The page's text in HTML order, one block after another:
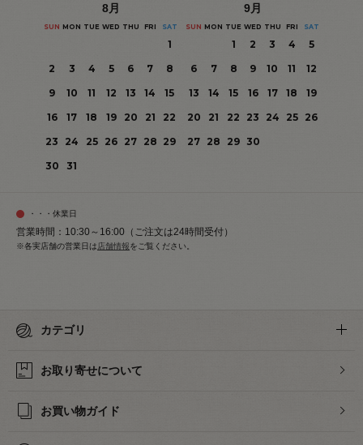
8月
SUN MON TUE WED THU FRI SAT
1
2
3 4 5 6 7
8
9
10 11 12 13 14
15
16
17 18 19 20 21
22
23
24 25 26 27 28 29
30
31
9月
SUN MON TUE WED THU FRI SAT
1 2 3 4
5
6
7 8 9 10 11
12
13
14 15 16 17 18
19
20
21 22 23 24 25
26
27 28 29 30
・・・休業日
営業時間：10:30～16:00（ご注文は24時間受付）
※各実店舗の営業日は 店舗情報をご覧ください。
カテゴリ
お取り寄せについて
お買い物ガイド